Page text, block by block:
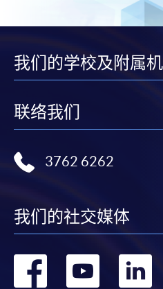
我们的学校及附属
联络我们
3762 6262
我们的社交媒体
转 转